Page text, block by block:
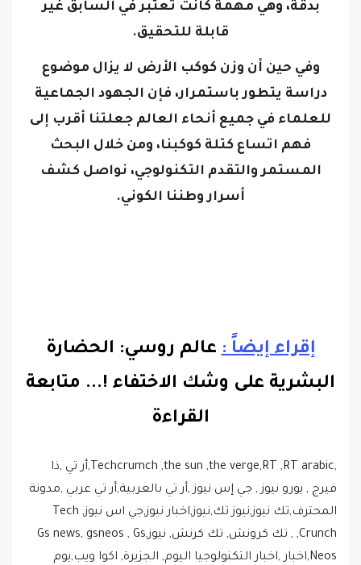
بدقة، وهي مهمة كانت تعتبر في السابق غير
قابلة للتحقيق.
وفي حين أن وزن كوكب الأرض لا يزال موضوع
دراسة يتطور باستمرار، فإن الجهود الجماعية
للعلماء في جميع أنحاء العالم جعلتنا أقرب إلى
فهم اتساع كتلة كوكبنا، ومن خلال البحث
المستمر والتقدم التكنولوجي، نواصل كشف
أسرار وطننا الكوني.
إقراء إيضاً : عالم روسي: الحضارة
البشرية على وشك الاختفاء !... متابعة
القراءة
,Techcrumch ,the sun ,the verge,RT ,RT arabic,أر تي ,ذا
فيرج , يورو نيوز , جي إس نيوز ,أر تي بالعربية,أر تي عربي ,مدونة
المحترف,تك نيوز,نيوز تك,نيوز,اخبار نيوز,جي اس نيوز, Tech
Crunch, , تك كرونش, تك كرنش, نيوز,Gs news, gsneos , Gs
Neos,اخبار ,اخبار التكنولوجيا اليوم, الجزيرة, اكوا ويب,يوم